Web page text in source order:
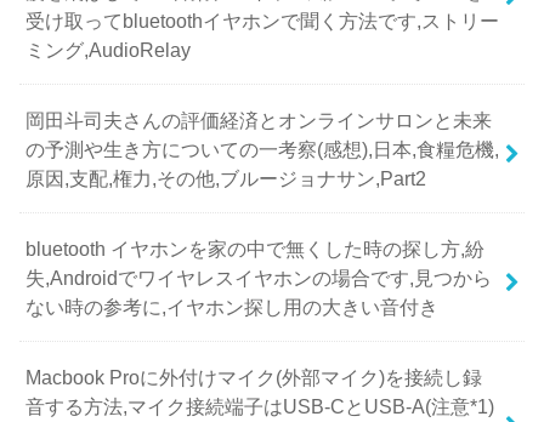
受け取ってbluetoothイヤホンで聞く方法です,ストリー
ミング,AudioRelay
岡田斗司夫さんの評価経済とオンラインサロンと未来
の予測や生き方についての一考察(感想),日本,食糧危機,
原因,支配,権力,その他,ブルージョナサン,Part2
bluetooth イヤホンを家の中で無くした時の探し方,紛
失,Androidでワイヤレスイヤホンの場合です,見つから
ない時の参考に,イヤホン探し用の大きい音付き
Macbook Proに外付けマイク(外部マイク)を接続し録
音する方法,マイク接続端子はUSB-CとUSB-A(注意*1)